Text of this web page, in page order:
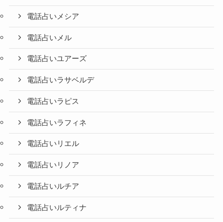
電話占いメシア
電話占いメル
電話占いユアーズ
電話占いラサベルデ
電話占いラピス
電話占いラフィネ
電話占いリエル
電話占いリノア
電話占いルチア
電話占いルティナ